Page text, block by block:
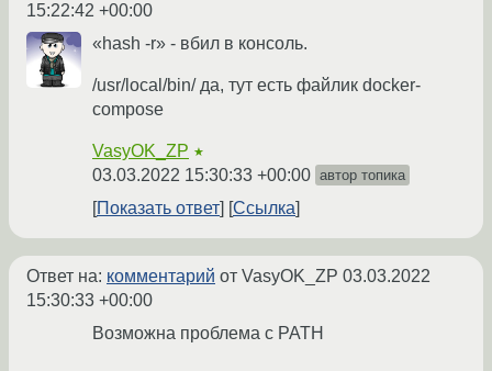
15:22:42 +00:00
«hash -r» - вбил в консоль.
/usr/local/bin/ да, тут есть файлик docker-
compose
VasyOK_ZP ★
03.03.2022 15:30:33 +00:00 автор топика
Показать ответ Ссылка
Ответ на: комментарий от VasyOK_ZP 03.03.2022
15:30:33 +00:00
Возможна проблема с PATH